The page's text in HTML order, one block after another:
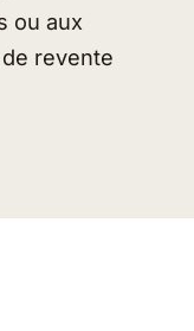
ou aux
revente